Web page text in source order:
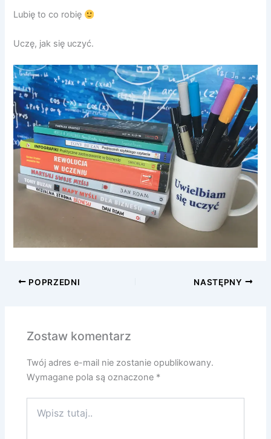
Lubię to co robię
Uczę, jak się uczyć.
POPRZEDNI NASTĘPNY
Zostaw komentarz
Twój adres e-mail nie zostanie opublikowany.
Wymagane pola są oznaczone *
tutaj..